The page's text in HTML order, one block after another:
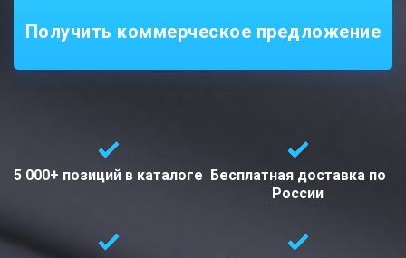
Получить коммерческое предложение
5 000+ позиций в каталоге Бесплатная доставка по
России